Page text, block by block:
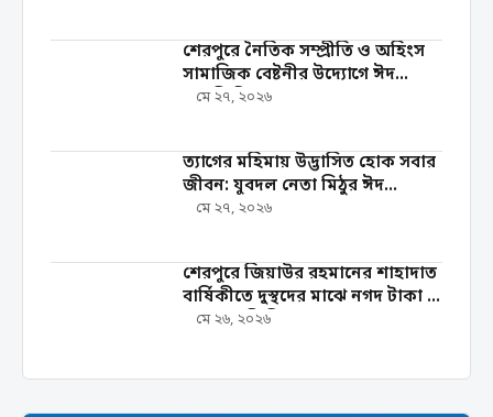
শেরপুরে নৈতিক সম্প্রীতি ও অহিংস
সামাজিক বেষ্টনীর উদ্যোগে ঈদ
সামগ্রী বিতরণ
মে ২৭, ২০২৬
‎ত্যাগের মহিমায় উদ্ভাসিত হোক সবার
জীবন: যুবদল নেতা মিঠুর ঈদ
শুভেচ্ছা
মে ২৭, ২০২৬
শেরপুরে জিয়াউর রহমানের শাহাদাত
বার্ষিকীতে দুস্থদের মাঝে নগদ টাকা ও
খাদ্যসামগ্রী বিতরণ
মে ২৬, ২০২৬